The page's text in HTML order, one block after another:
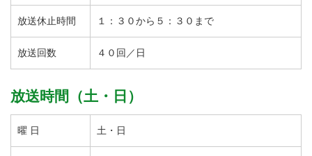
放送休止時間 １：３０から５：３０まで
放送回数 ４０回／日
放送時間（土・日）
曜 日 土・日